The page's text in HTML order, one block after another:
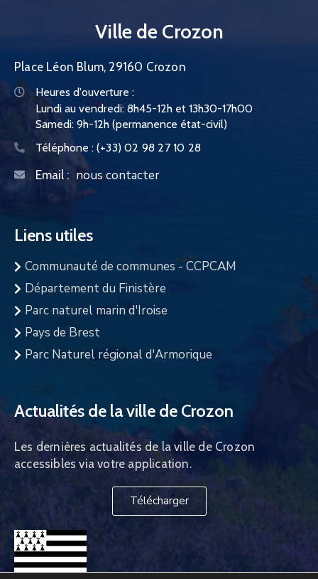
Ville de Crozon
Place Léon Blum, 29160 Crozon
Heures d'ouverture :
Lundi au vendredi: 8h45-12h et 13h30-17h00
Samedi: 9h-12h (permanence état-civil)
Téléphone : (+33) 02 98 27 10 28
Email : nous contacter
Liens utiles
Communauté de communes - CCPCAM
Département du Finistère
Parc naturel marin d'Iroise
Pays de Brest
Parc Naturel régional d'Armorique
Actualités de la ville de Crozon
Les dernières actualités de la ville de Crozon
accessibles via votre application.
Télécharger